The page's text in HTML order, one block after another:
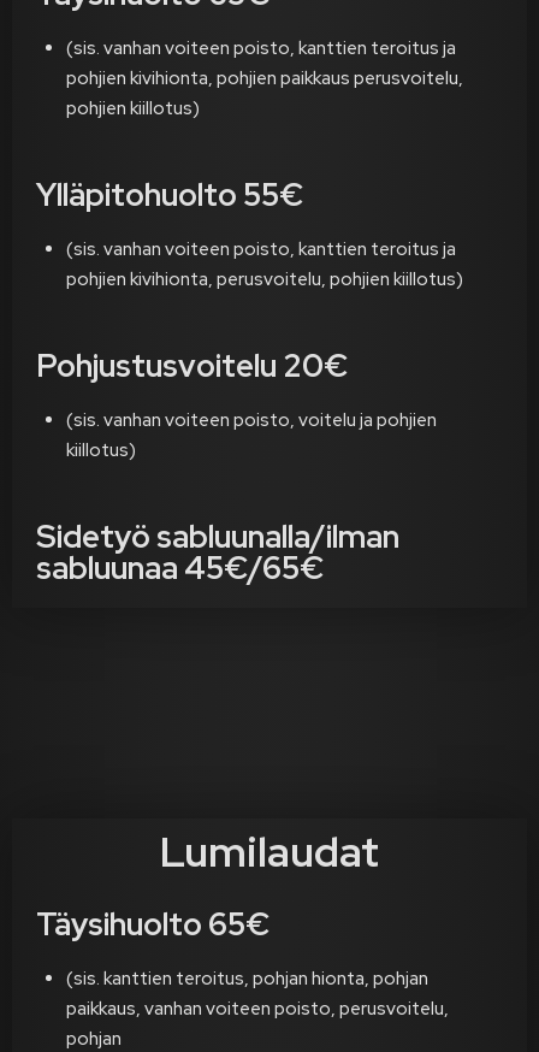
(sis. vanhan voiteen poisto, kanttien teroitus ja
pohjien kivihionta, pohjien paikkaus perusvoitelu,
pohjien kiillotus)
Ylläpitohuolto 55€
(sis. vanhan voiteen poisto, kanttien teroitus ja
pohjien kivihionta, perusvoitelu, pohjien kiillotus)
Pohjustusvoitelu 20€
(sis. vanhan voiteen poisto, voitelu ja pohjien
kiillotus)
Sidetyö sabluunalla/ilman
sabluunaa 45€/65€
Lumilaudat
Täysihuolto 65€
(sis. kanttien teroitus, pohjan hionta, pohjan
paikkaus, vanhan voiteen poisto, perusvoitelu,
pohjan